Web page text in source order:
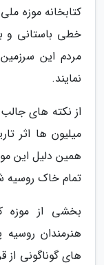
کتابخانه موزه
خطی باستانی و
مردم این
نمایند.
از نکته های
میلیون ها اثر
همین دلیل این
تمام خاک
بخشی از موزه
هنرمندان
های گوناگونی